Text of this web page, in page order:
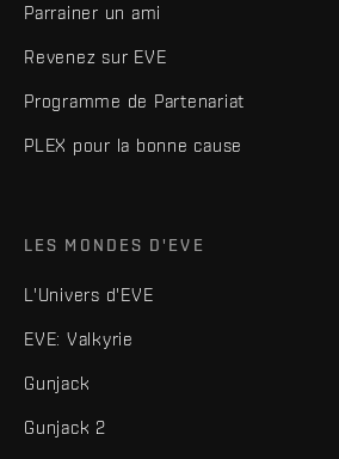
Parrainer un ami
Revenez sur EVE
Programme de Partenariat
PLEX pour la bonne cause
LES MONDES D'EVE
L'Univers d'EVE
EVE: Valkyrie
Gunjack
Gunjack 2